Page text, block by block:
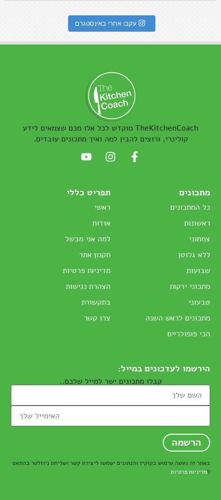
עקבו אחרי באינסטגרם
TheKitchenCoach מוקדש לכל אלו מכם שצמאים לידע
קולינרי, ורוצים להבין למה ואיך מתכונים עובדים.
מתכונים
כל המתכונים
ראשונות
צמחוני
ללא גלוטן
שבועות
מתכוני ירקות
טבעוני
מתכונים לראש השנה
הכי פופולריים
תפריט כללי
ראשי
אודות
למה אני מבשל
תקנון אתר
מדיניות פרטיות
הצהרת נגישות
בתקשורת
צרו קשר
הירשמו לעדכונים במייל:
קבלו מתכונים ישר למייל שלכם..
באתר זה נעשה שימוש בקוקיז והנתונים ישמשו ליצירת קשר ושליחת ניוזלטר בהתאם
למדיניות פרטיות